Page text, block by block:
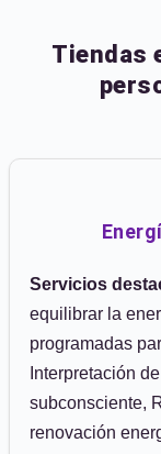
Tiendas
Servicios
equilibrar la
programadas
Interpretación
subconsciente,
renovación